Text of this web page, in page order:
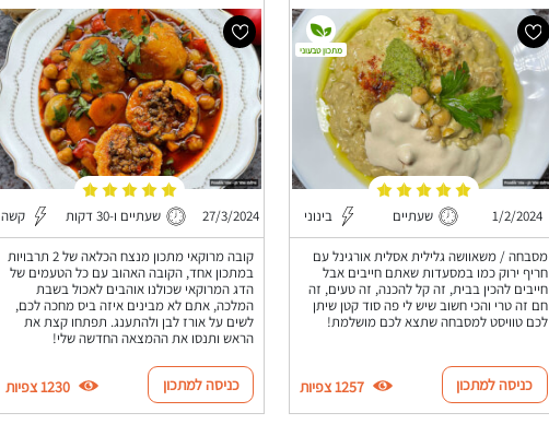
1/2/2024 שעתיים בינוני
מסבחה / משאוושה גלילית אסלית אורגינל עם
חריף ירוק כמו במסעדות שאתם חייבים אבל
חייבים להכין בבית, זה קל להכנה, זה טעים, זה
חם זה טרי והכי חשוב שיש לי פה סוד קטן שיתן
לכם טוויסט למסבחה שתצא לכם מושלמת!
מתכון טבעוני
כניסה למתכון 1257 צפיות
27/3/2024 שעתיים ו-30 דקות קשה
קובה מרוקאי מתכון מנצח הכלאה של 2 תרבויות
במתכון אחד, הקובה האהוב עם כל הטעמים של
הדג המרוקאי שכולנו אוהבים לאכול בשבת
המלכה, אתם לא מבינים איזה ביס מחכה לכם,
לשים על אורז לבן ולהתענג. תפתחו קצת את
הראש ותנסו את ההמצאה החדשה שלי!
כניסה למתכון 1230 צפיות